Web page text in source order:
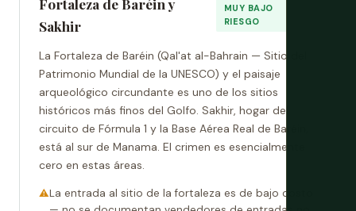
Sakhir
MUY BAJO
RIESGO
La Fortaleza de Baréin (Qal'at al-Bahrain — Sitio del
Patrimonio Mundial de la UNESCO) y el paisaje
arqueológico circundante es uno de los sitios
históricos más finos del Golfo. Sakhir, hogar del
circuito de Fórmula 1 y la Base Aérea Real de Baréin,
está al sur de Manama. El crimen es esencialmente
cero en estas áreas.
La entrada al sitio de la fortaleza es de bajo costo